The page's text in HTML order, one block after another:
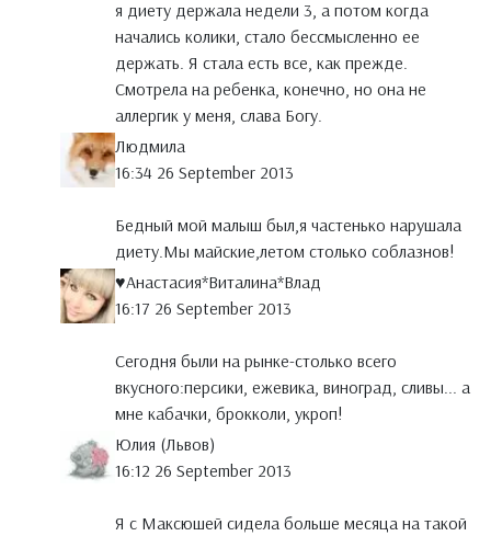
я диету держала недели 3, а потом когда
начались колики, стало бессмысленно ее
держать. Я стала есть все, как прежде.
Смотрела на ребенка, конечно, но она не
аллергик у меня, слава Богу.
Людмила
16:34 26 September 2013
Бедный мой малыш был,я частенько нарушала
диету.Мы майские,летом столько соблазнов!
♥Анастасия*Виталина*Влад
16:17 26 September 2013
Сегодня были на рынке-столько всего
вкусного:персики, ежевика, виноград, сливы... а
мне кабачки, брокколи, укроп!
Юлия (Львов)
16:12 26 September 2013
Я с Максюшей сидела больше месяца на такой